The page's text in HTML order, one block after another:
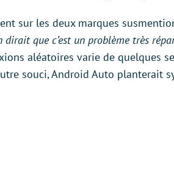
sur les deux marques
que c’est un problème très
aléatoires varie de quelques
souci, Android Auto planterait